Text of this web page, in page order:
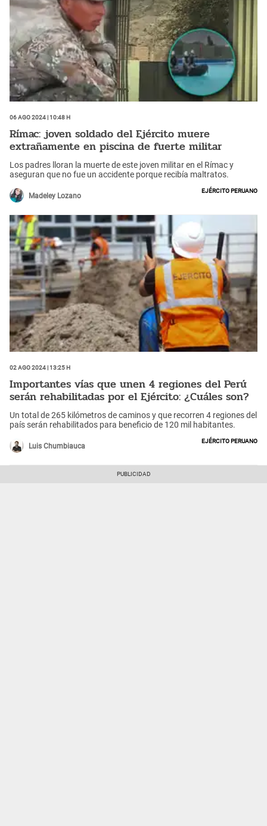
06 Ago 2024 | 10:48 h
Rímac: joven soldado del Ejército muere
extrañamente en piscina de fuerte militar
Los padres lloran la muerte de este joven militar en el Rímac y
aseguran que no fue un accidente porque recibía maltratos.
Madeley Lozano
Ejército Peruano
02 Ago 2024 | 13:25 h
Importantes vías que unen 4 regiones del Perú
serán rehabilitadas por el Ejército: ¿Cuáles son?
Un total de 265 kilómetros de caminos y que recorren 4 regiones del
país serán rehabilitados para beneficio de 120 mil habitantes.
Luis Chumbiauca
Ejército Peruano